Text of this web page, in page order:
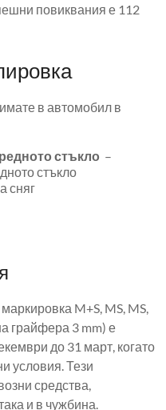
повиквания е 112
в автомобил в
стъкло –
стъкло
сняг
M+S, MS, MS,
грайфера 3 mm) е
до 31 март, когато
условия. Тези
средства,
и в чужбина.